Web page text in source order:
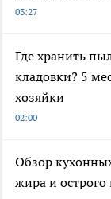
03:27
Где хранить
кладовки? 5
хозяйки
02:00
Обзор
жира и острого